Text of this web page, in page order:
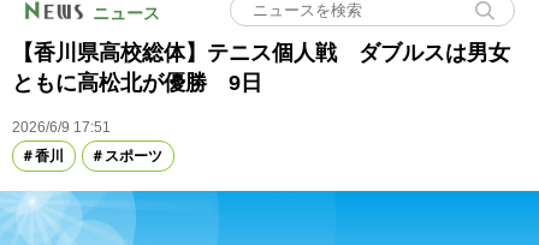
ニュース
【香川県高校総体】テニス個人戦 ダブルスは男女
ともに高松北が優勝 9日
2026/6/9 17:51
香川
スポーツ